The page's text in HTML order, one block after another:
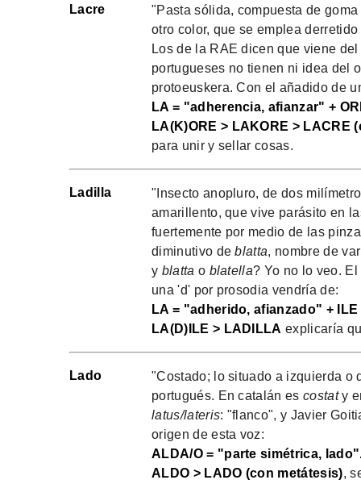
Lacre
"Pasta sólida, compuesta de
otro color, que se emplea
Los de la RAE dicen que viene
portugueses no tienen ni idea del
protoeuskera. Con el añadido de
LA = "adherencia, afianzar" +
LA(K)ORE > LAKORE > LACRE
para unir y sellar cosas.
Ladilla
"Insecto anopluro, de dos
amarillento, que vive parásito en
fuertemente por medio de las
diminutivo deblatta, nombre de
y blatta o blatella? Yo no lo veo.
una 'd' por prosodia vendría de:
LA = "adherido, afianzado" +
LA(D)ILE > LADILLA explicaría
Lado
"Costado; lo situado a izquierda o
portugués. En catalán escostaty
latus/lateris: "flanco", y Javier
origen de esta voz:
ALDA/O = "parte simétrica,
ALDO > LADO (con metátesis),